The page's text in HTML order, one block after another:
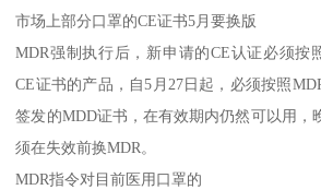
市场上部分口罩的CE证书5月要换版
MDR强制执行后，新申请的CE认证必须按
CE证书的产品，自5月27日起，必须按照
签发的MDD证书，在有效期内仍然可以用，
须在失效前换MDR。
MDR指令对目前医用口罩的